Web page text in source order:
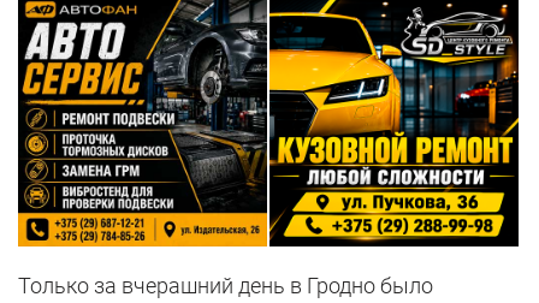
Только за вчерашний день в Гродно было